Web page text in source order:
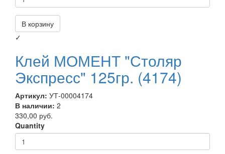
В корзину
✓
Клей МОМЕНТ "Столяр
Экспресс" 125гр. (4174)
Артикул: УТ-00004174
В наличии: 2
330,00 руб.
Quantity